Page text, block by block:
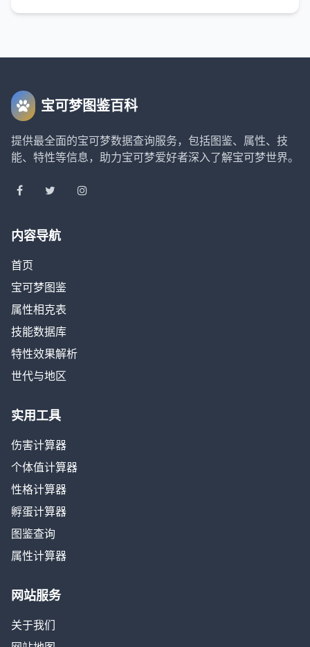
宝可梦图鉴百科
提供最全面的宝可梦数据查询服务，包括图鉴、属性、技
能、特性等信息，助力宝可梦爱好者深入了解宝可梦世界。
内容导航
首页
宝可梦图鉴
属性相克表
技能数据库
特性效果解析
世代与地区
实用工具
伤害计算器
个体值计算器
性格计算器
孵蛋计算器
图鉴查询
属性计算器
网站服务
关于我们